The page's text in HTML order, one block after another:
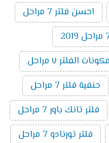
احسن فلتر 7 مراحل
مكونات الفلتر ٧ مراحل
حنفية فلتر 7 مراحل
فلتر تانك باور 7 مراحل
فلتر تورنادو 7 مراحل